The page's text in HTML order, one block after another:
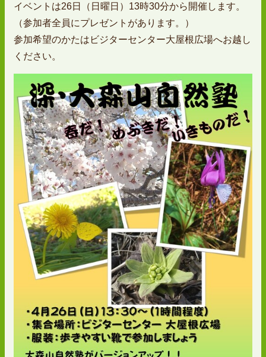
イベントは26日（日曜日）13時30分から開催します。
（参加者全員にプレゼントがあります。）
参加希望のかたはビジターセンター大屋根広場へお越し
ください。